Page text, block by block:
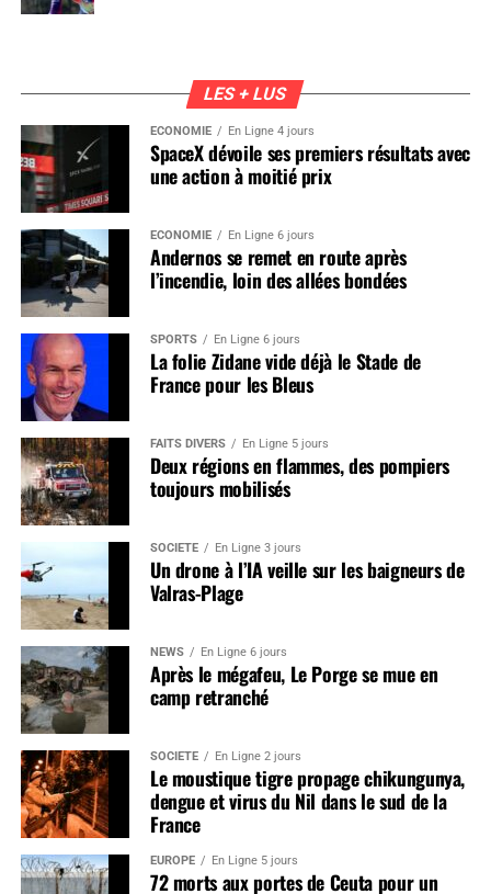
LES + LUS
ÉCONOMIE En Ligne 4 jours
SpaceX dévoile ses premiers résultats avec
une action à moitié prix
ÉCONOMIE En Ligne 6 jours
Andernos se remet en route après
l’incendie, loin des allées bondées
SPORTS En Ligne 6 jours
La folie Zidane vide déjà le Stade de
France pour les Bleus
FAITS DIVERS En Ligne 5 jours
Deux régions en flammes, des pompiers
toujours mobilisés
SOCIÉTÉ En Ligne 3 jours
Un drone à l’IA veille sur les baigneurs de
Valras-Plage
NEWS En Ligne 6 jours
Après le mégafeu, Le Porge se mue en
camp retranché
SOCIÉTÉ En Ligne 2 jours
Le moustique tigre propage chikungunya,
dengue et virus du Nil dans le sud de la
France
EUROPE En Ligne 5 jours
72 morts aux portes de Ceuta pour un